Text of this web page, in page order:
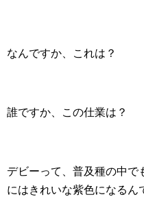
なんですか、これは？
誰ですか、この仕業は？
デビーって、普及種の中で
にはきれいな紫色になるん